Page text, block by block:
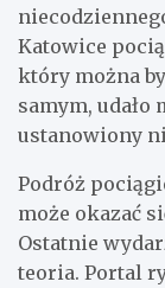
Katowice
który można
samym,
ustanowiony
Podróż
może okazać
Ostatnie
teoria. Portal